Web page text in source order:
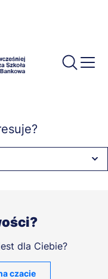
dla Ciebie?
czacie